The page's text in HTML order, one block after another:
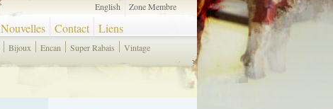
Nouvelles Contact Liens
English Zone Membre
Bijoux Encan Super Rabais Vintage